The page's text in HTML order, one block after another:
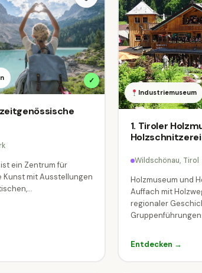
✓
ein Zentrum für
Kunst mit Ausstellungen
Industriemuseum
1. Tiroler
Holzschnitzerei
Wildschönau, Tirol
Holzmuseum und
Auffach mit
regionaler
Gruppenführungen.
Entdecken →